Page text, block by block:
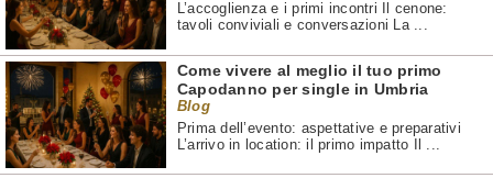
L’accoglienza e i primi incontri Il cenone:
tavoli conviviali e conversazioni La ...
Come vivere al meglio il tuo primo
Capodanno per single in Umbria
Blog
Prima dell’evento: aspettative e preparativi
L’arrivo in location: il primo impatto Il ...